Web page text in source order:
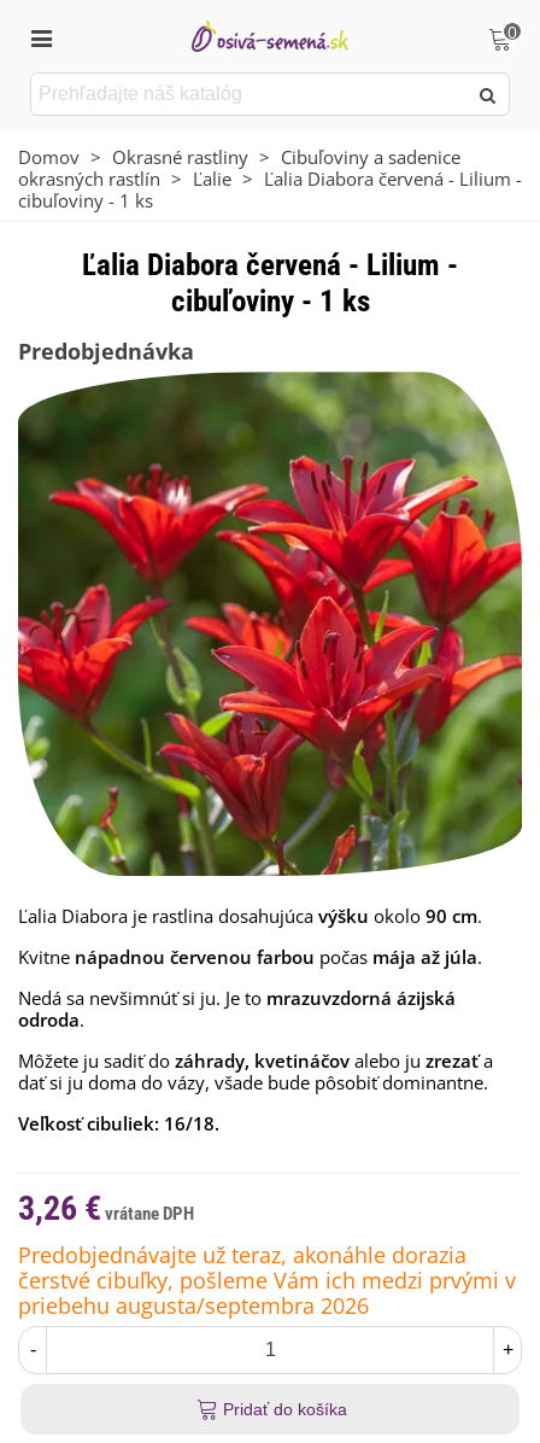
0
Domov > Okrasné rastliny > Cibuľoviny a sadenice
okrasných rastlín > Ľalie > Ľalia Diabora červená - Lilium -
cibuľoviny - 1 ks
Ľalia Diabora červená - Lilium -
cibuľoviny - 1 ks
Predobjednávka
Ľalia Diabora je rastlina dosahujúca výšku okolo 90 cm.
Kvitne nápadnou červenou farbou počas mája až júla.
Nedá sa nevšimnúť si ju. Je to mrazuvzdorná ázijská
odroda.
Môžete ju sadiť do záhrady, kvetináčov alebo ju zrezaťa
dať si ju doma do vázy, všade bude pôsobiť dominantne.
Veľkosť cibuliek: 16/18.
3,26 €
Predobjednávajte už teraz, akonáhle dorazia
čerstvé cibuľky, pošleme Vám ich medzi prvými v
priebehu augusta/septembra 2026
- +
Pridať do košíka